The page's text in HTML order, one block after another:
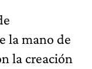
la mano de
la creación